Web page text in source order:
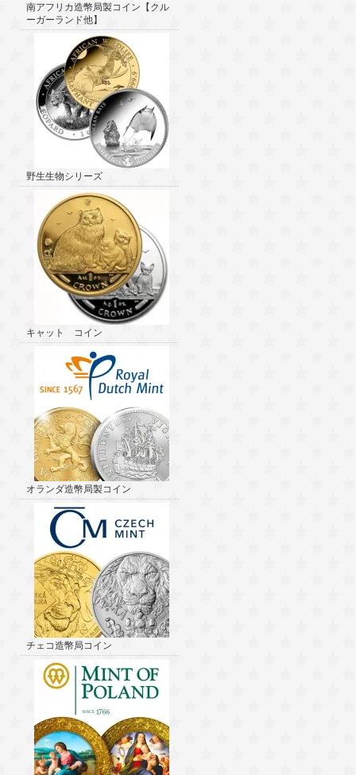
南アフリカ造幣局製コイン【クル
ーガーランド他】
野生生物シリーズ
キャット コイン
オランダ造幣局製コイン
チェコ造幣局コイン